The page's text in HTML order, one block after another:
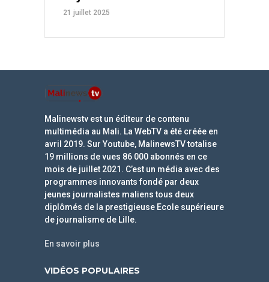
21 juillet 2025
Malinewstv est un éditeur de contenu
multimédia au Mali. La WebTV a été créée en
avril 2019. Sur Youtube, MalinewsTV totalise
19 millions de vues 86 000 abonnés en ce
mois de juillet 2021. C’est un média avec des
programmes innovants fondé par deux
jeunes journalistes maliens tous deux
diplômés de la prestigieuse Ecole supérieure
de journalisme de Lille.
En savoir plus
VIDÉOS POPULAIRES